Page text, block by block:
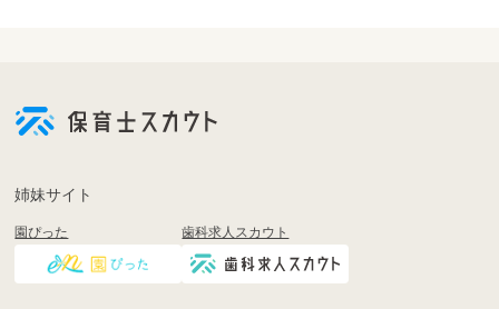
登
く
姉妹サイト
園ぴった 歯科求人スカウト